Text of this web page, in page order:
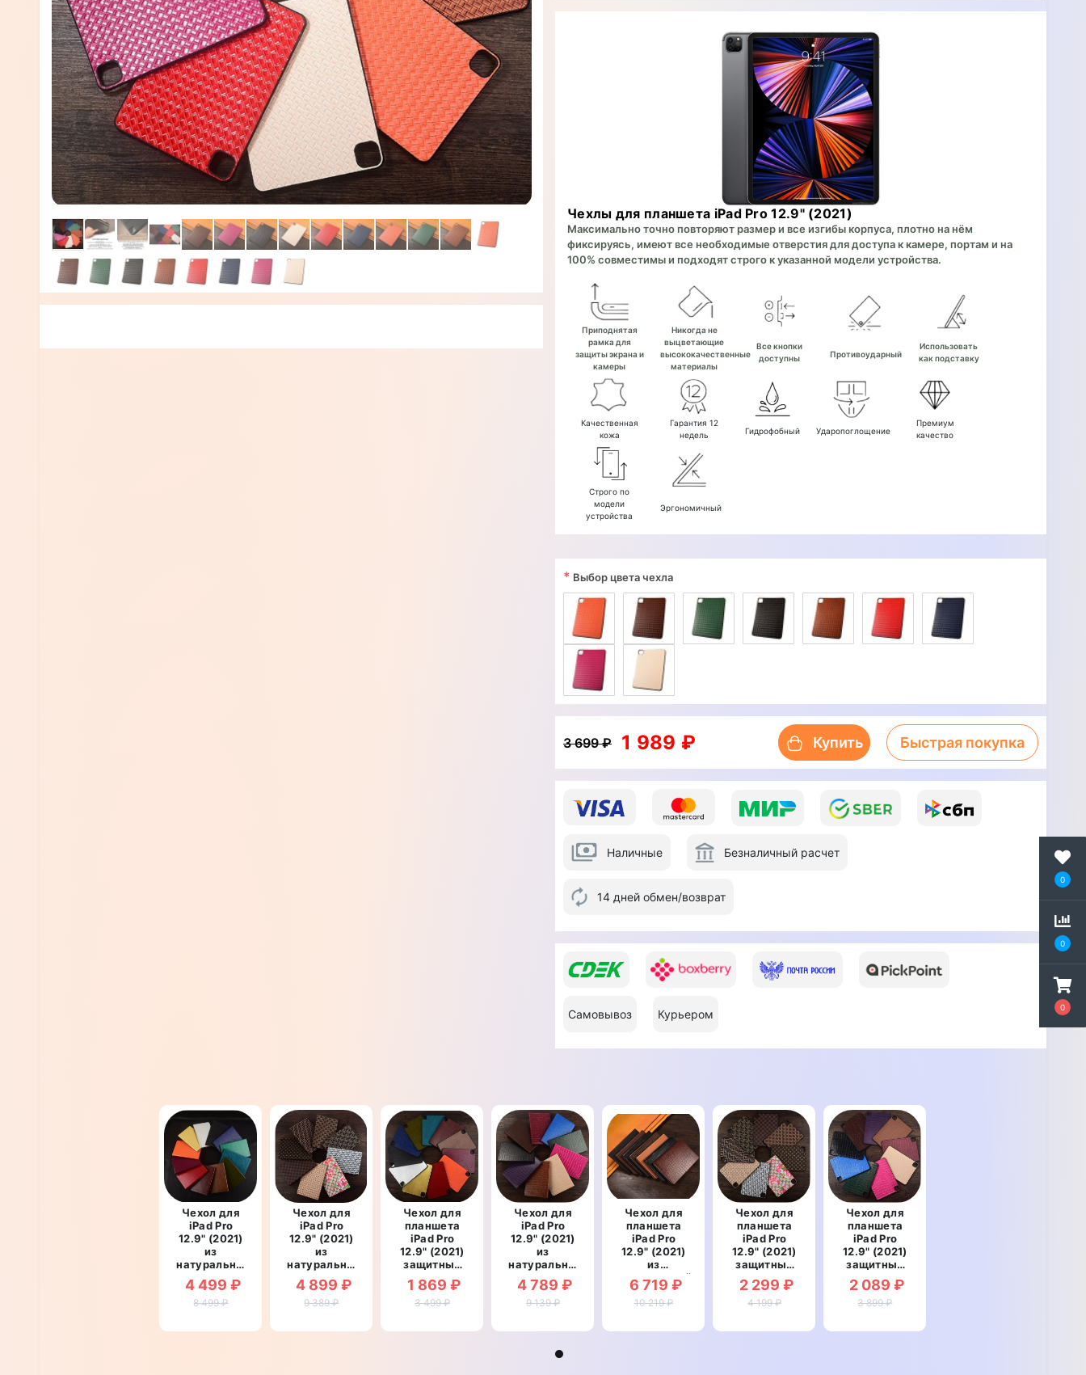
0
0
0
Чехлы для планшета iPad Pro 12.9" (2021)
Максимально точно повторяют размер и все изгибы корпуса, плотно на нём
фиксируясь, имеют все необходимые отверстия для доступа к камере, портам и на
100% совместимы и подходят строго к указанной модели устройства.
Приподнятая
рамка для
защиты экрана и
камеры
Никогда не
выцветающие
высококачественные
материалы
Все кнопки
доступны
Противоударный
Использовать
как подставку
Качественная
кожа
Гарантия 12
недель
Гидрофобный Ударопоглощение
Премиум
качество
Строго по
модели
устройства
Эргономичный
Наличные Безналичный расчет
14 дней обмен/возврат
Самовывоз Курьером
* Выбор цвета чехла
1 989 ₽
3 699 ₽ Купить Быстрая покупка
Чехол для
iPad Pro
12.9" (2021)
из
натуральной
кожи
противоударный
влагостойкий
подставкой
4 499 ₽
8 499 ₽
Чехол для
iPad Pro
12.9" (2021)
из
натуральной
кожи
противоударный
влагостойкий
подставкой
4 899 ₽
9 389 ₽
Чехол для
планшета
iPad Pro
12.9" (2021)
защитный
противоударный
со
вставкой из
кожи
1 869 ₽
3 499 ₽
Чехол для
iPad Pro
12.9" (2021)
из
натуральной
кожи
противоударный
влагостойкий
подставкой
4 789 ₽
9 139 ₽
Чехол для
планшета
iPad Pro
12.9" (2021)
из
натуральной
премиум
кожи
книжка с
6 719 ₽
10 219 ₽
Чехол для
планшета
iPad Pro
12.9" (2021)
защитный
противоударный
со
вставкой из
кожи
2 299 ₽
4 199 ₽
Чехол для
планшета
iPad Pro
12.9" (2021)
защитный
противоударный
со
вставкой из
кожи
2 089 ₽
3 899 ₽